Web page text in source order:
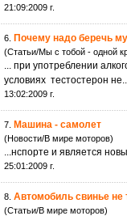
21:09:2009 г.
6. Почему надо беречь
(Статьи/Мы с тобой - одной
... при употреблении
условиях тестостерон
13:02:2009 г.
7. Машина - самолет
(Новости/В мире моторов)
...нспорте и является
25:01:2009 г.
8. Автомобиль свинье не
(Статьи/В мире моторов)